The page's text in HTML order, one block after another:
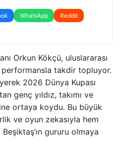
WhatsApp
Reddit
Orkun Kökçü, uluslararası
takdir topluyor.
2026 Dünya Kupası
genç yıldız, takımı ve
ortaya koydu. Bu büyük
ve oyun zekasıyla hem
gururu olmaya